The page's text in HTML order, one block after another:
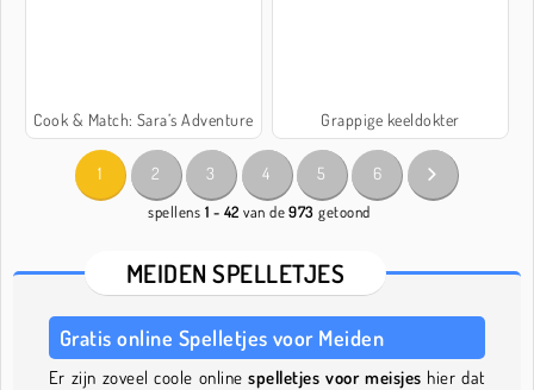
Cook & Match: Sara’s Adventure Grappige keeldokter
1 2 3 4 5 6
spellens 1 - 42 van de973 getoond
MEIDEN SPELLETJES
Gratis online Spelletjes voor Meiden
Er zijn zoveel coole onlinespelletjes voor meisjes hier dat